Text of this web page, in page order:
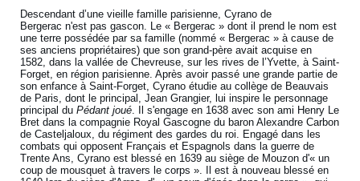
Descendant d’une vieille famille parisienne, Cyrano de
Bergerac n'est pas gascon. Le « Bergerac » dont il prend le nom est
une terre possédée par sa famille (nommé « Bergerac » à cause de
ses anciens propriétaires) que son grand-père avait acquise en
1582, dans la vallée de Chevreuse, sur les rives de l’Yvette, à Saint-
Forget, en région parisienne. Après avoir passé une grande partie de
son enfance à Saint-Forget, Cyrano étudie au collège de Beauvais
de Paris, dont le principal, Jean Grangier, lui inspire le personnage
principal duPédant joué. Il s'engage en 1638 avec son ami Henry Le
Bret dans la compagnie Royal Gascogne du baron Alexandre Carbon
de Casteljaloux, du régiment des gardes du roi. Engagé dans les
combats qui opposent Français et Espagnols dans la guerre de
Trente Ans, Cyrano est blessé en 1639 au siège de Mouzon d'« un
coup de mousquet à travers le corps ». Il est à nouveau blessé en